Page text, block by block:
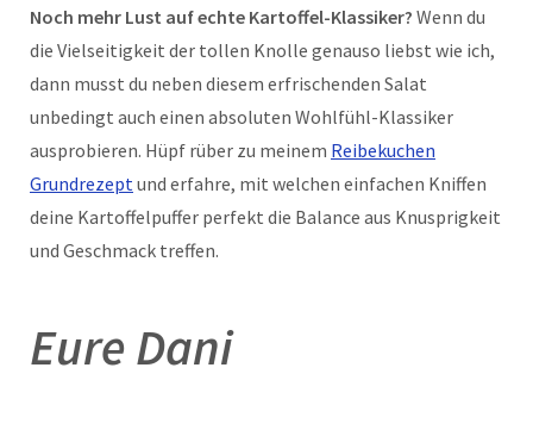
Noch mehr Lust auf echte Kartoffel-Klassiker? Wenn du
die Vielseitigkeit der tollen Knolle genauso liebst wie ich,
dann musst du neben diesem erfrischenden Salat
unbedingt auch einen absoluten Wohlfühl-Klassiker
ausprobieren. Hüpf rüber zu meinem Reibekuchen
Grundrezeptund erfahre, mit welchen einfachen Kniffen
deine Kartoffelpuffer perfekt die Balance aus Knusprigkeit
und Geschmack treffen.
Eure Dani